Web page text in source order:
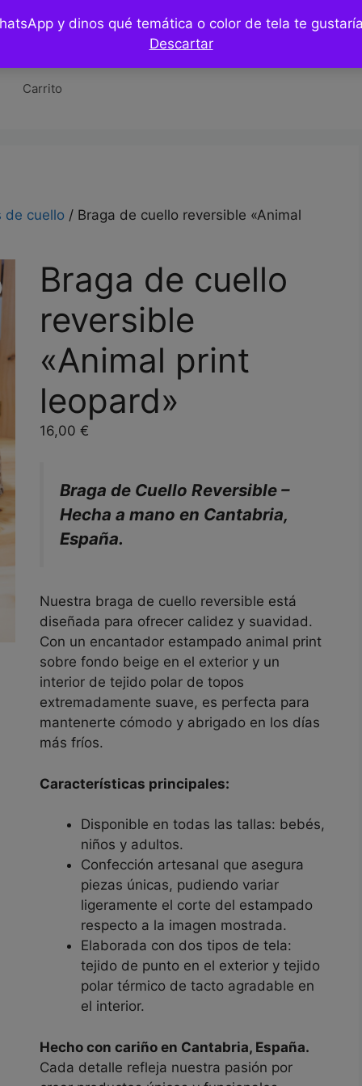
y dinos qué temática o color de tela te
Descartar
Hazlo tu mismo / DIY
Carrito
de cuello / Braga de cuello reversible «Animal
Braga de cuello
reversible
«Animal print
leopard»
16,00 €
Braga de Cuello Reversible –
Hecha a mano en Cantabria,
España.
Nuestra braga de cuello reversible está
diseñada para ofrecer calidez y suavidad.
Con un encantador estampado animal print
sobre fondo beige en el exterior y un
interior de tejido polar de topos
extremadamente suave, es perfecta para
mantenerte cómodo y abrigado en los días
más fríos.
Características principales:
Disponible en todas las tallas: bebés,
niños y adultos.
Confección artesanal que asegura
piezas únicas, pudiendo variar
ligeramente el corte del estampado
respecto a la imagen mostrada.
Elaborada con dos tipos de tela:
tejido de punto en el exterior y tejido
polar térmico de tacto agradable en
el interior.
Hecho con cariño en Cantabria, España.
Cada detalle refleja nuestra pasión por